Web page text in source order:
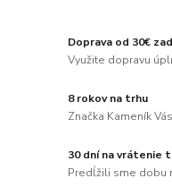
Doprava od 30€
Využite dopravu
8 rokov na trhu
Značka Kameník
30 dní na vrátenie
Predĺžili sme dobu